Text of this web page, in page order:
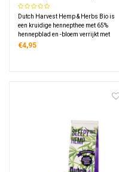
Herbs Bio
Dutch Harvest Hemp & Herbs Bio is
een kruidige hennepthee met 65%
hennepblad en -bloem verrijkt met
kamille, pepermunt, gember,
€4,95